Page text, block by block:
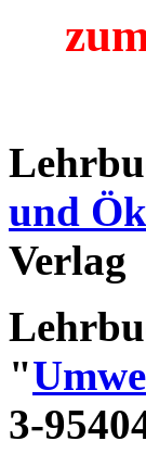
und
Verlag
"
3-